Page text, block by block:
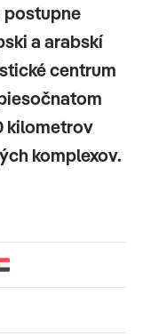
postupne
a arabskí
centrum
kilometrov
komplexov.